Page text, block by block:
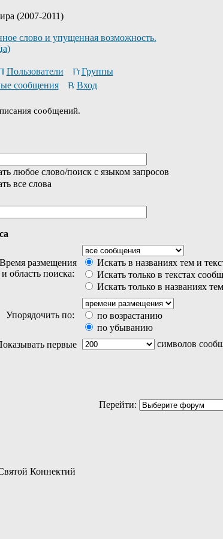
(2007-2011)
слово и упущенная возможность.
Пользователи
Группы
сообщения Вход
сообщений.
любое слово/поиск с языком запросов
все слова
Время размещения
и область поиска:
Искать в названиях тем и
Искать только в текстах
Искать только в названиях тем
Упорядочить по:
по возрастанию
по убыванию
первые символов
Перейти:
Коннектий